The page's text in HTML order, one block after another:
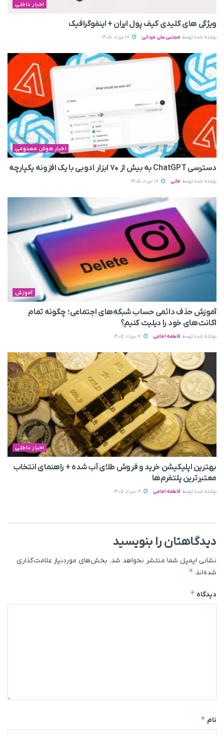
اخبار داخلی
ویژگی های کلیدی کیف پول ایران + اینفوگرافیک
نوشته شده توسط مجتبی علی مردانی
اخبار هوش مصنوعی
دسترسی ChatGPT به بیش از ۷۰ ابزار ادوبی با یک افزونه یکپارچه
نوشته شده توسط مانی
آموزش
آموزش حذف دائمی حساب شبکه‌های اجتماعی؛ چگونه تمام
اکانت‌های خود را دیلیت کنیم؟
نوشته شده توسط فاطمه امامی
اخبار داخلی
بهترین اپلیکیشن خرید و فروش طلای آب شده + راهنمای انتخاب
معتبرترین پلتفرم‌ها
نوشته شده توسط فاطمه امامی
دیدگاهتان را بنویسید
نشانی ایمیل شما منتشر نخواهد شد. بخش‌های موردنیاز علامت‌گذاری
شده‌اند *
دیدگاه *
نام *